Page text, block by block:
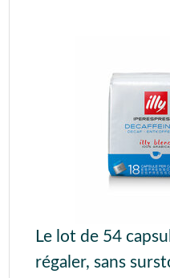
Le lot de 54
régaler, sans